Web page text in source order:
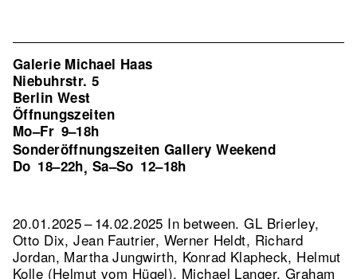
Galerie Michael Haas
Niebuhrstr. 5
Berlin West
Öffnungszeiten
Mo–Fr 9–18h
Sonderöffnungszeiten Gallery Weekend
Do 18–22h, Sa–So 12–18h
20.01.2025 – 14.02.2025 In between. GL Brierley,
Otto Dix, Jean Fautrier, Werner Heldt, Richard
Jordan, Martha Jungwirth, Konrad Klapheck, Helmut
Kolle (Helmut vom Hügel), Michael Langer, Graham